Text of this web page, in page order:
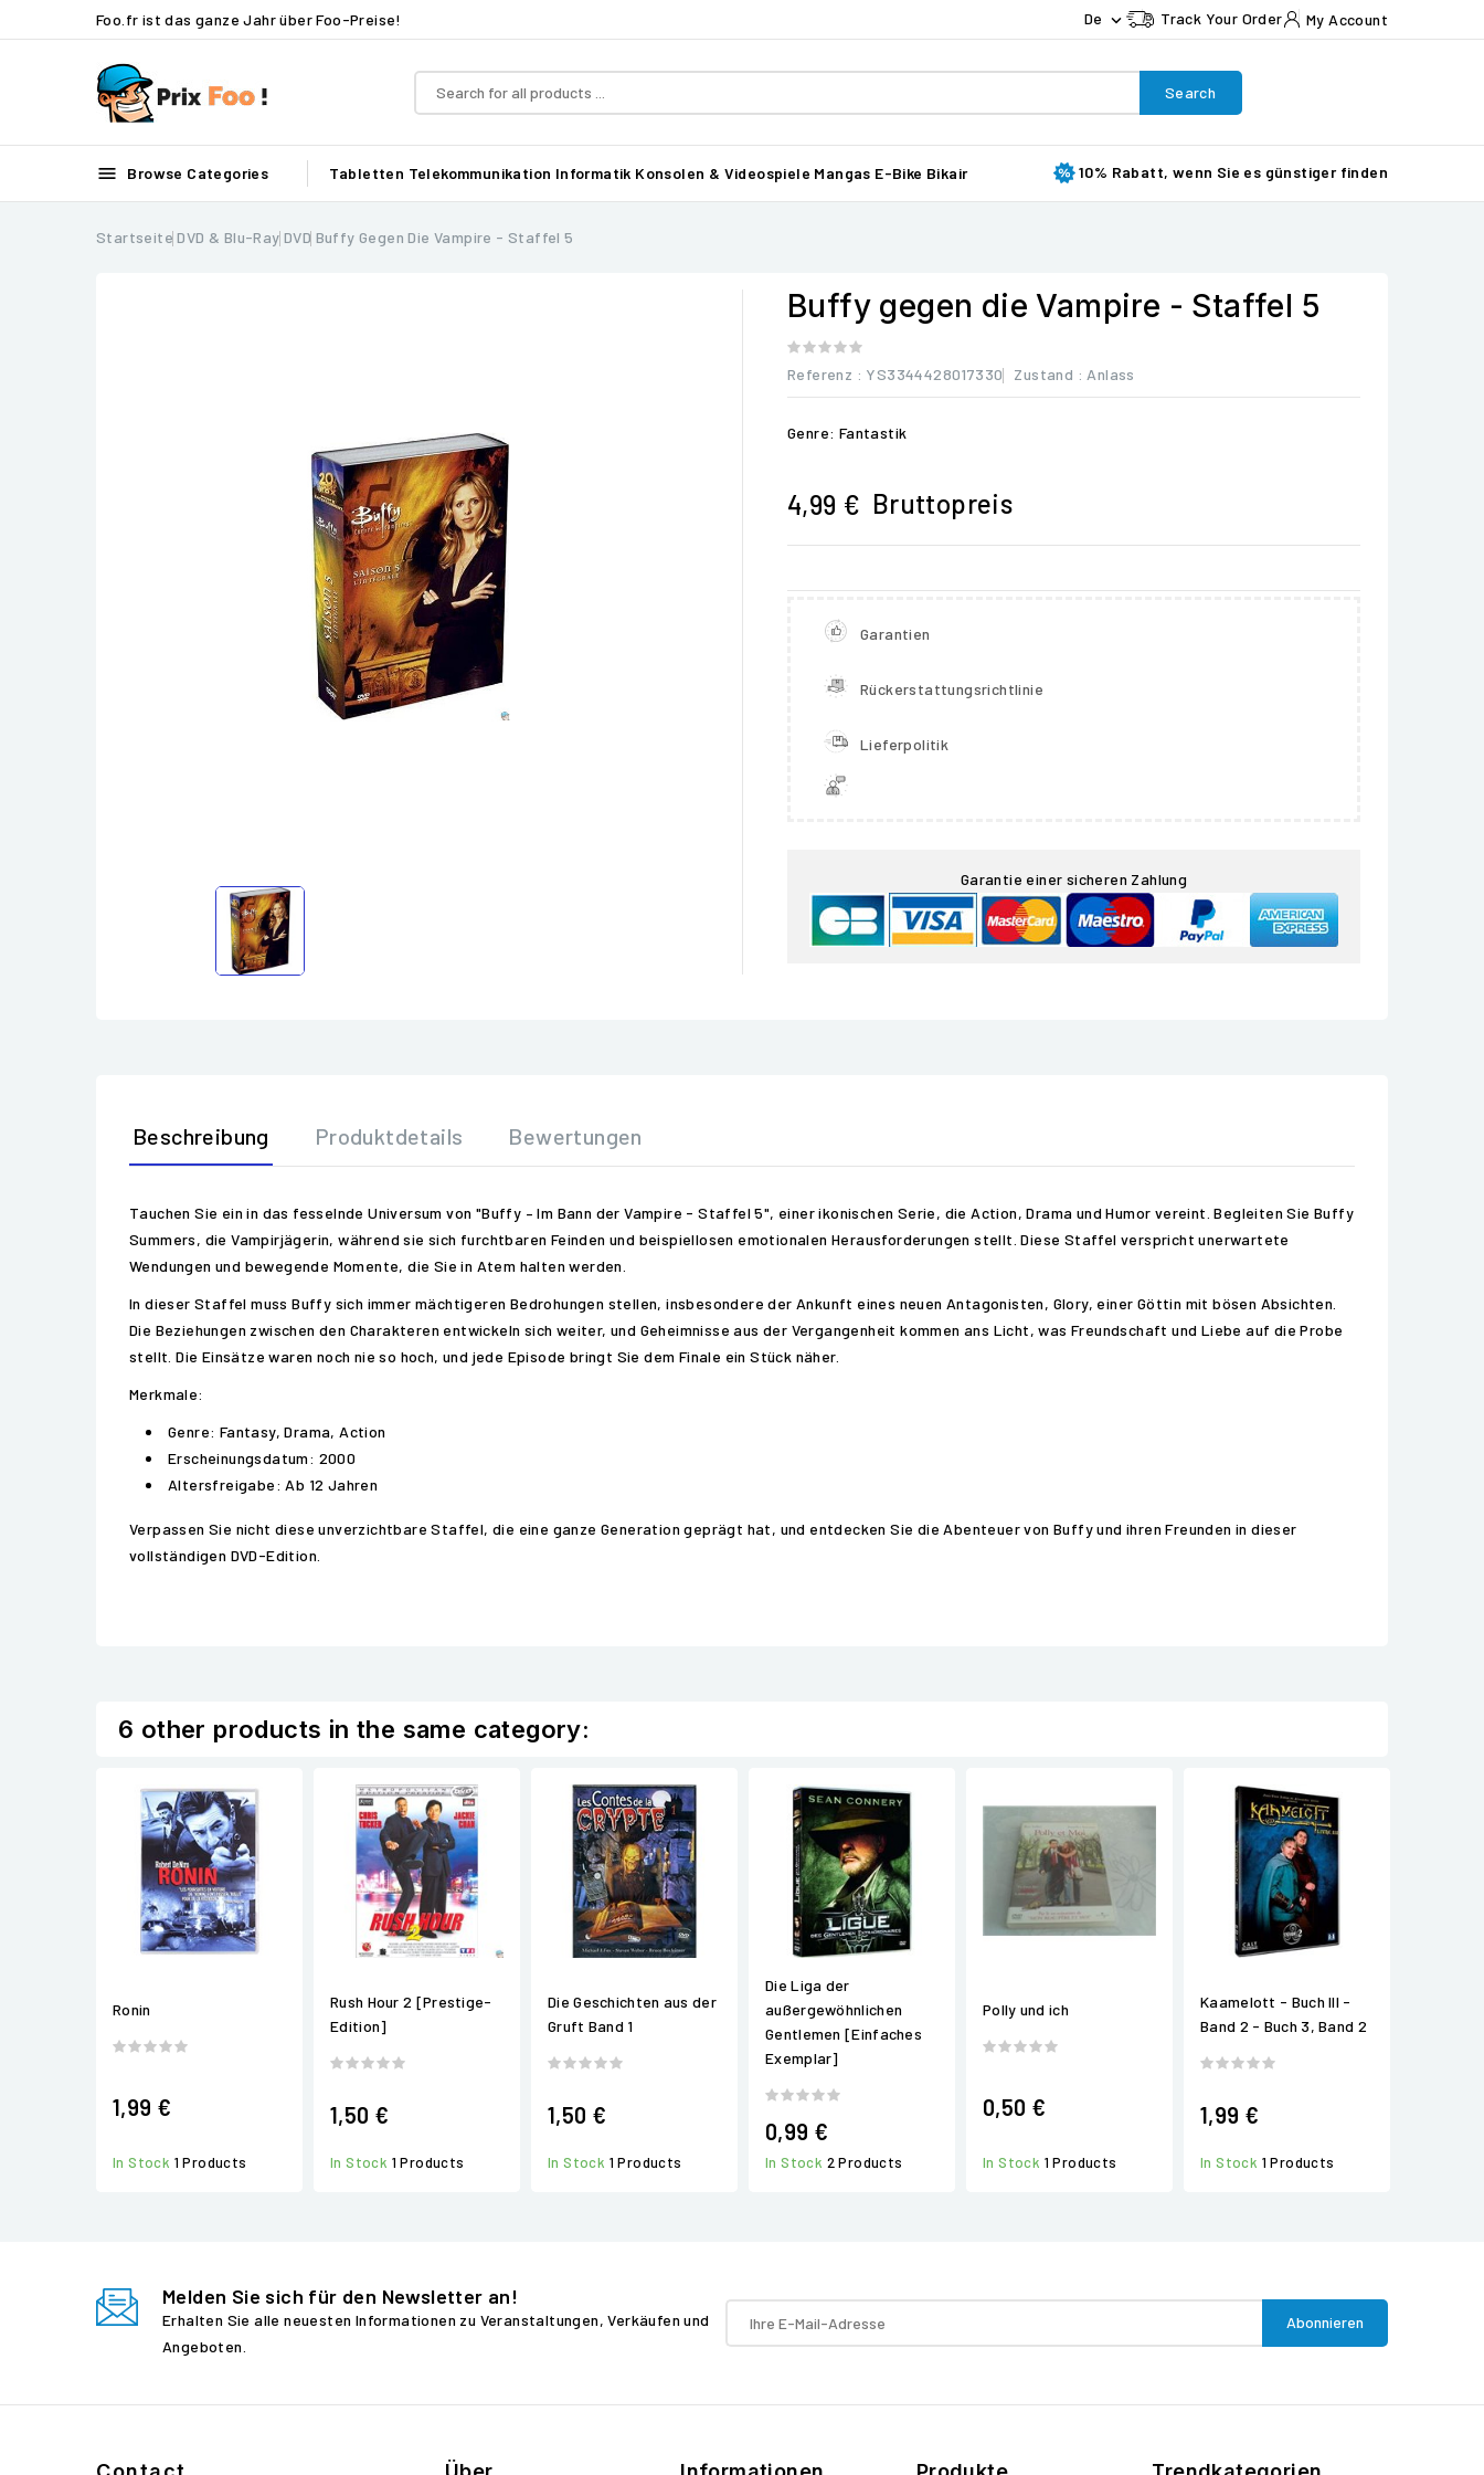
Foo.fr ist das ganze Jahr über Foo-Preise! De  Track Your Order My Account
Search
 Browse Categories Tabletten Telekommunikation Informatik Konsolen & Videospiele Mangas E-Bike Bikair 10% Rabatt, wenn Sie es günstiger finden
Startseite DVD & Blu-Ray DVD Buffy Gegen Die Vampire - Staffel 5
Buffy gegen die Vampire - Staffel 5
Referenz : YS3344428017330 Zustand : Anlass
Genre: Fantastik
4,99 € Bruttopreis
Garantien
Rückerstattungsrichtlinie
Lieferpolitik
Garantie einer sicheren Zahlung
Beschreibung Produktdetails Bewertungen
Tauchen Sie ein in das fesselnde Universum von "Buffy – Im Bann der Vampire - Staffel 5", einer ikonischen Serie, die Action, Drama und Humor vereint. Begleiten Sie Buffy
Summers, die Vampirjägerin, während sie sich furchtbaren Feinden und beispiellosen emotionalen Herausforderungen stellt. Diese Staffel verspricht unerwartete
Wendungen und bewegende Momente, die Sie in Atem halten werden.
In dieser Staffel muss Buffy sich immer mächtigeren Bedrohungen stellen, insbesondere der Ankunft eines neuen Antagonisten, Glory, einer Göttin mit bösen Absichten.
Die Beziehungen zwischen den Charakteren entwickeln sich weiter, und Geheimnisse aus der Vergangenheit kommen ans Licht, was Freundschaft und Liebe auf die Probe
stellt. Die Einsätze waren noch nie so hoch, und jede Episode bringt Sie dem Finale ein Stück näher.
Merkmale:
Genre: Fantasy, Drama, Action
Erscheinungsdatum: 2000
Altersfreigabe: Ab 12 Jahren
Verpassen Sie nicht diese unverzichtbare Staffel, die eine ganze Generation geprägt hat, und entdecken Sie die Abenteuer von Buffy und ihren Freunden in dieser
vollständigen DVD-Edition.
6 other products in the same category:
Ronin
1,99 €
In Stock 1 Products
Rush Hour 2 [Prestige-
Edition]
1,50 €
In Stock 1 Products
Die Geschichten aus der
Gruft Band 1
1,50 €
In Stock 1 Products
Die Liga der
außergewöhnlichen
Gentlemen [Einfaches
Exemplar]
0,99 €
In Stock 2 Products
Polly und ich
0,50 €
In Stock 1 Products
Kaamelott - Buch III -
Band 2 - Buch 3, Band 2
1,99 €
In Stock 1 Products
Melden Sie sich für den Newsletter an!
Erhalten Sie alle neuesten Informationen zu Veranstaltungen, Verkäufen und
Angeboten.